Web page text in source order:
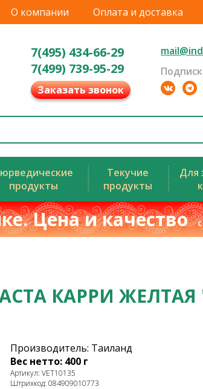
О компании Оплата и доставка
7(495) 434-66-29
7(499) 739-95-29
Заказать звонок
продукты
Текучие
продукты
Для
Цена и качество
КАРРИ ЖЕЛТАЯ
Производитель: Таиланд
Вес нетто: 400 г
Артикул: VET10135
Штрихкод: 084909010773